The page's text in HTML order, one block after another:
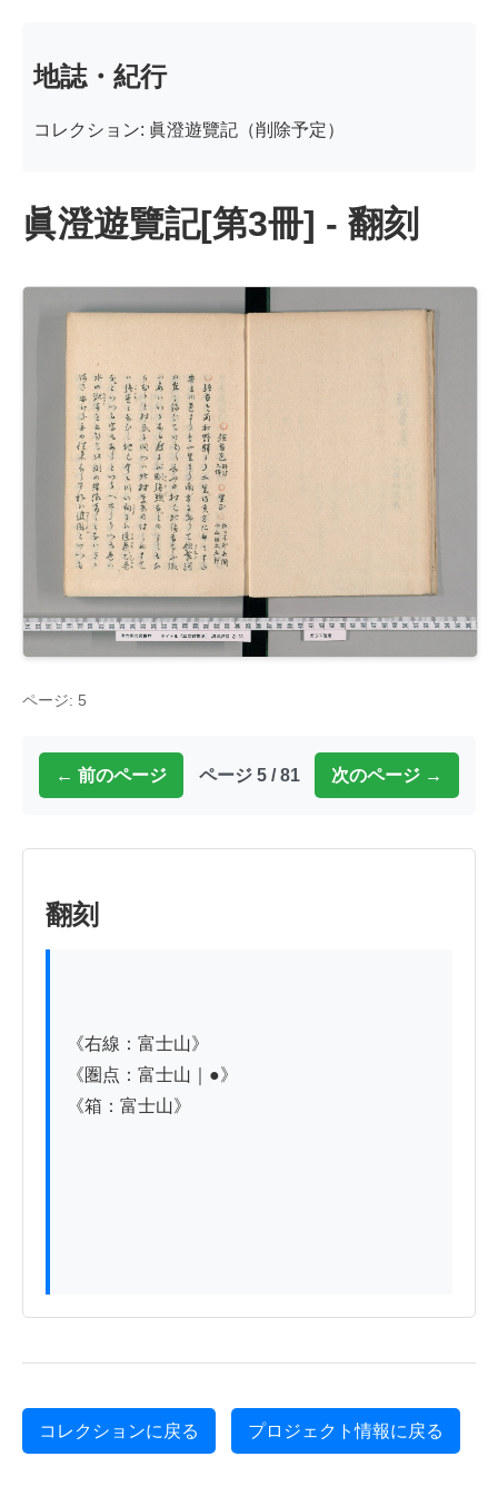
地誌・紀行
コレクション: 眞澄遊覽記（削除予定）
眞澄遊覽記[第3冊] - 翻刻
ページ: 5
← 前のページ ページ 5 / 81 次のページ →
翻刻
《右線：富士山》
《圏点：富士山｜●》
《箱：富士山》
コレクションに戻る プロジェクト情報に戻る